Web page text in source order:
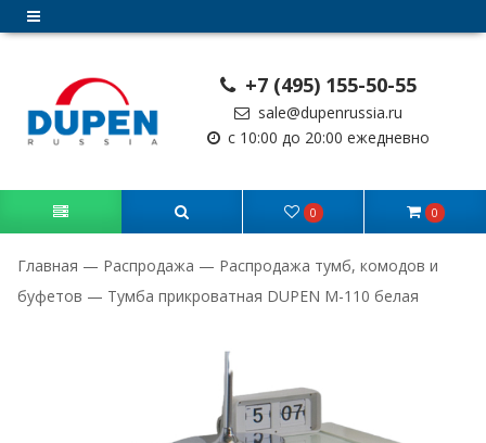
+7 (495) 155-50-55
sale@dupenrussia.ru
с 10:00 до 20:00 ежедневно
0 0
Главная — Распродажа — Распродажа тумб, комодов и
буфетов — Тумба прикроватная DUPEN M-110 белая